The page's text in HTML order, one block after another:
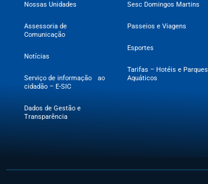
Nossas Unidades
Assessoria de
Comunicação
Notícias
Serviço de informação ao
cidadão – E-SIC
Dados de Gestão e
Transparência
Sesc Domingos Martins
Passeios e Viagens
Esportes
Tarifas – Hotéis e Parques
Aquáticos